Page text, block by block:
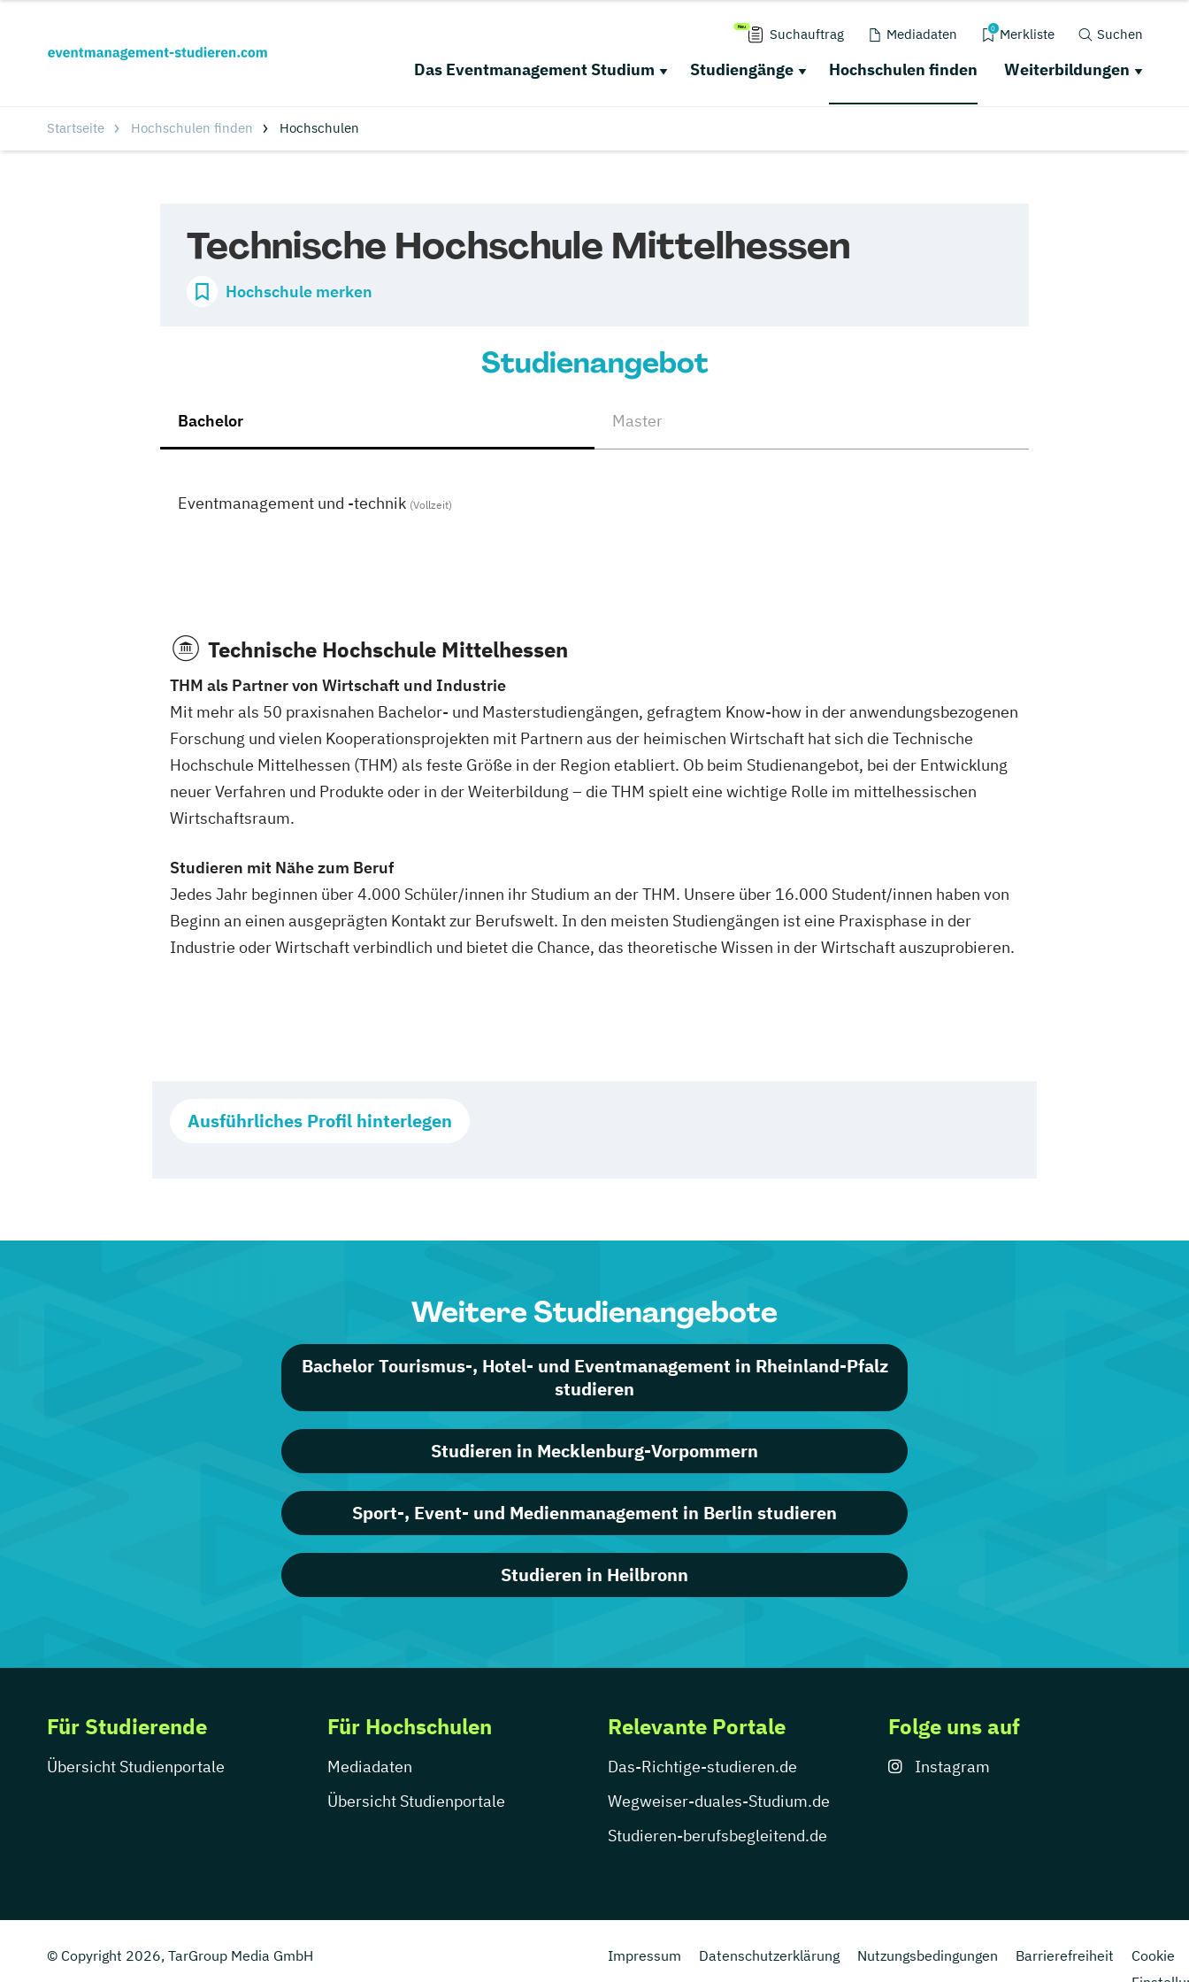
Suchauftrag Mediadaten 0 Merkliste Suchen
Das Eventmanagement Studium Studiengänge Hochschulen finden Weiterbildungen
Startseite Hochschulen finden Hochschulen
Technische Hochschule Mittelhessen
Hochschule merken
Studienangebot
Bachelor Master
Eventmanagement und -technik (Vollzeit)
Technische Hochschule Mittelhessen
THM als Partner von Wirtschaft und Industrie
Mit mehr als 50 praxisnahen Bachelor- und Masterstudiengängen, gefragtem Know-how in der anwendungsbezogenen
Forschung und vielen Kooperationsprojekten mit Partnern aus der heimischen Wirtschaft hat sich die Technische
Hochschule Mittelhessen (THM) als feste Größe in der Region etabliert. Ob beim Studienangebot, bei der Entwicklung
neuer Verfahren und Produkte oder in der Weiterbildung – die THM spielt eine wichtige Rolle im mittelhessischen
Wirtschaftsraum.
Studieren mit Nähe zum Beruf
Jedes Jahr beginnen über 4.000 Schüler/innen ihr Studium an der THM. Unsere über 16.000 Student/innen haben von
Beginn an einen ausgeprägten Kontakt zur Berufswelt. In den meisten Studiengängen ist eine Praxisphase in der
Industrie oder Wirtschaft verbindlich und bietet die Chance, das theoretische Wissen in der Wirtschaft auszuprobieren.
Ausführliches Profil hinterlegen
Weitere Studienangebote
Bachelor Tourismus-, Hotel- und Eventmanagement in Rheinland-Pfalz
studieren
Studieren in Mecklenburg-Vorpommern
Sport-, Event- und Medienmanagement in Berlin studieren
Studieren in Heilbronn
Für Studierende
Übersicht Studienportale
Für Hochschulen
Mediadaten
Übersicht Studienportale
Relevante Portale
Das-Richtige-studieren.de
Wegweiser-duales-Studium.de
Studieren-berufsbegleitend.de
Folge uns auf
Instagram
© Copyright 2026, TarGroup Media GmbH Impressum Datenschutzerklärung Nutzungsbedingungen Barrierefreiheit
Cookie